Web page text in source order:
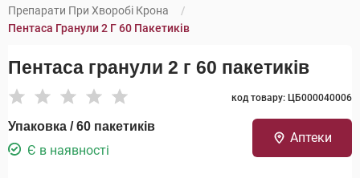
Препарати При Хворобі Крона
Пентаса Гранули 2 Г 60 Пакетиків
Пентаса гранули 2 г 60 пакетиків
код товару: ЦБ000040006
Упаковка / 60 пакетиків
Є в наявності
Аптеки